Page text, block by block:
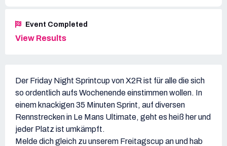
Event Completed
View Results
Der Friday Night Sprintcup von X2R ist für alle die sich
so ordentlich aufs Wochenende einstimmen wollen. In
einem knackigen 35 Minuten Sprint, auf diversen
Rennstrecken in Le Mans Ultimate, geht es heiß her und
jeder Platz ist umkämpft.
Melde dich gleich zu unserem Freitagscup an und hab